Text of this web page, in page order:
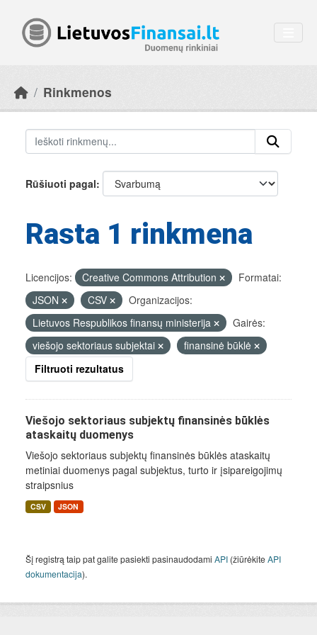
Rinkmenos
Rūšiuoti pagal
Rasta 1 rinkmena
Licencijos: Creative Commons Attribution
Formatai:
JSON
CSV
Organizacijos:
Lietuvos Respublikos finansų ministerija
Gairės:
viešojo sektoriaus subjektai
finansinė būklė
Filtruoti rezultatus
Viešojo sektoriaus subjektų finansinės būklės
ataskaitų duomenys
Viešojo sektoriaus subjektų finansinės būklės ataskaitų
metiniai duomenys pagal subjektus, turto ir įsipareigojimų
straipsnius
CSV JSON
Šį registrą taip pat galite pasiekti pasinaudodami API (žiūrėkiteAPI
dokumentacija).